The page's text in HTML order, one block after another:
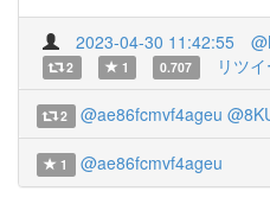
2023-04-30 11:42:55
2 1 0.707 リツ
2 @ae86fcmvf4ageu
1 @ae86fcmvf4ageu